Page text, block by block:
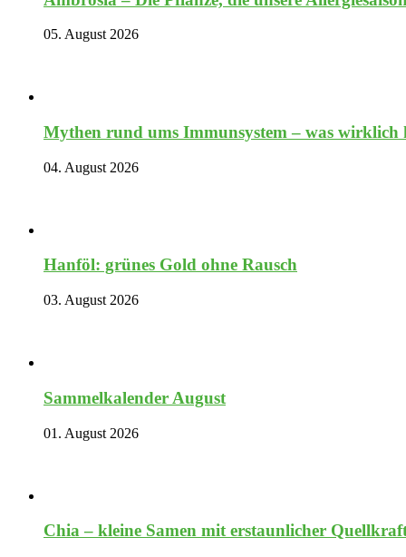
05. August 2026
Mythen rund ums Immunsystem – was
04. August 2026
Hanföl: grünes Gold ohne Rausch
03. August 2026
Sammelkalender August
01. August 2026
Chia – kleine Samen mit erstaunlicher